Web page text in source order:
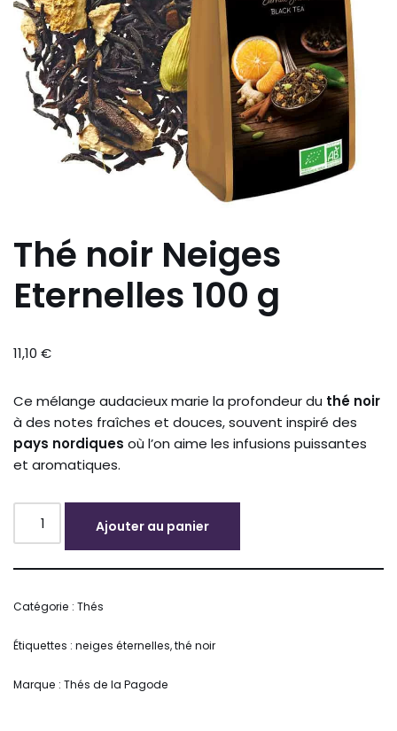
Thé noir Neiges
Eternelles 100 g
11,10 €
Ce mélange audacieux marie la profondeur du thé noir
à des notes fraîches et douces, souvent inspiré des
pays nordiques où l’on aime les infusions puissantes
et aromatiques.
Ajouter au panier
Catégorie : Thés
Étiquettes : neiges éternelles,thé noir
Marque : Thés de la Pagode